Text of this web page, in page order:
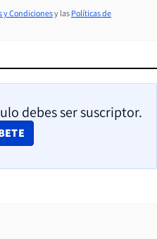
y Condicionesy las Políticas de
debes ser suscriptor.
NEW WINDOW